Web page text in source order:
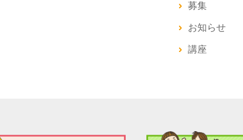
募集
お知らせ
講座